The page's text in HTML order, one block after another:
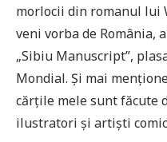
morlocii din romanul lui
veni vorba de România,
„Sibiu Manuscript”,
Mondial. Și mai
cărțile mele sunt făcute
ilustratori și artiști